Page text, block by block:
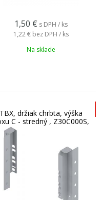
1,50 € s DPH / ks
1,22 € bez DPH / ks
Na sklade
TBX, držiak chrbta, výška
C - stredný , Z30C000S,
šedý